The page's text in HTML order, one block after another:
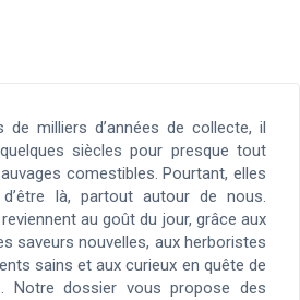
de milliers d’années de collecte, il
siècles pour presque tout
comestibles. Pourtant, elles
là, partout autour de nous.
au goût du jour, grâce aux
saveurs nouvelles, aux herboristes
sains et aux curieux en quête de
Notre dossier vous propose des